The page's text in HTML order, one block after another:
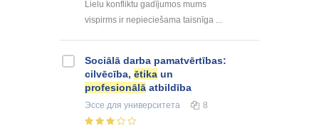
Lielu konfliktu gadījumos mums
vispirms ir nepieciešama taisnīga ...
Sociālā darba pamatvērtības:
cilvēcība, ētika un
profesionālā atbildība
Эссе для университета 8